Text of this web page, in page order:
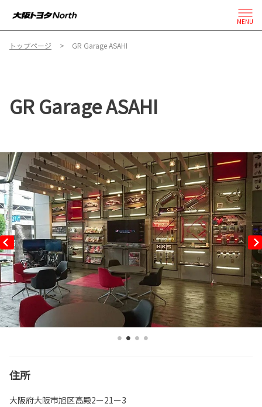
MENU
トップページ GR Garage ASAHI
GR Garage ASAHI
住所
大阪府大阪市旭区高殿2ー21ー3